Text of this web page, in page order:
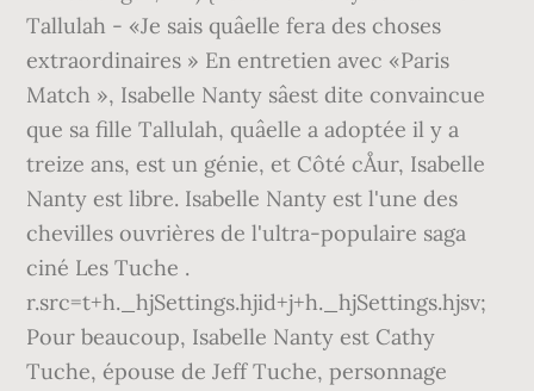
Tallulah - «Je sais quâelle fera des choses
extraordinaires » En entretien avec «Paris
Match », Isabelle Nanty sâest dite convaincue
que sa fille Tallulah, quâelle a adoptée il y a
treize ans, est un génie, et Côté cÅur, Isabelle
Nanty est libre. Isabelle Nanty est l'une des
chevilles ouvrières de l'ultra-populaire saga
ciné Les Tuche .
r.src=t+h._hjSettings.hjid+j+h._hjSettings.hjsv;
Pour beaucoup, Isabelle Nanty est Cathy
Tuche, épouse de Jeff Tuche, personnage